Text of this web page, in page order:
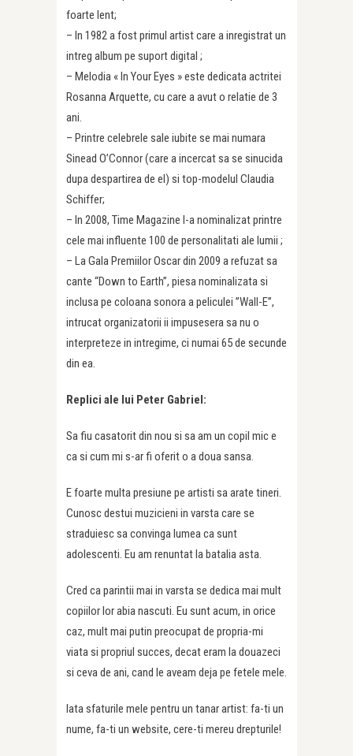
foarte lent;
– In 1982 a fost primul artist care a inregistrat un
intreg album pe suport digital ;
– Melodia « In Your Eyes » este dedicata actritei
Rosanna Arquette, cu care a avut o relatie de 3
ani.
– Printre celebrele sale iubite se mai numara
Sinead O’Connor (care a incercat sa se sinucida
dupa despartirea de el) si top-modelul Claudia
Schiffer;
– In 2008, Time Magazine l-a nominalizat printre
cele mai influente 100 de personalitati ale lumii ;
– La Gala Premiilor Oscar din 2009 a refuzat sa
cante “Down to Earth”, piesa nominalizata si
inclusa pe coloana sonora a peliculei ”Wall-E”,
intrucat organizatorii ii impusesera sa nu o
interpreteze in intregime, ci numai 65 de secunde
din ea.
Replici ale lui Peter Gabriel:
Sa fiu casatorit din nou si sa am un copil mic e
ca si cum mi s-ar fi oferit o a doua sansa.
E foarte multa presiune pe artisti sa arate tineri.
Cunosc destui muzicieni in varsta care se
straduiesc sa convinga lumea ca sunt
adolescenti. Eu am renuntat la batalia asta.
Cred ca parintii mai in varsta se dedica mai mult
copiilor lor abia nascuti. Eu sunt acum, in orice
caz, mult mai putin preocupat de propria-mi
viata si propriul succes, decat eram la douazeci
si ceva de ani, cand le aveam deja pe fetele mele.
Iata sfaturile mele pentru un tanar artist: fa-ti un
nume, fa-ti un website, cere-ti mereu drepturile!